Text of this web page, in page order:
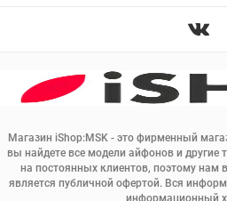
Магазин iShop:MSK - это фирменный
вы найдете все модели айфонов и
на постоянных клиентов, поэтому нам
является публичной офертой. Вся
информационный